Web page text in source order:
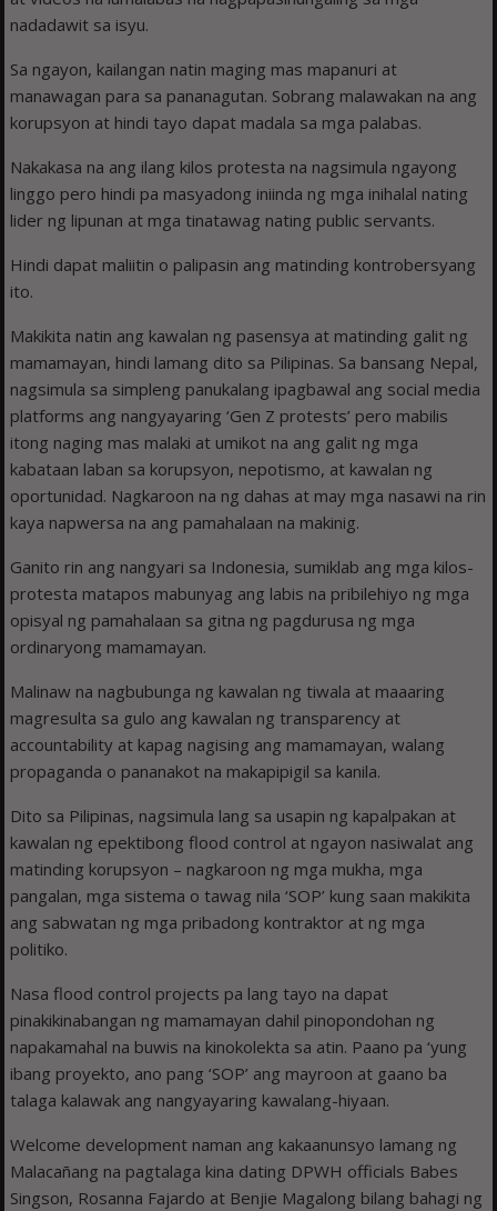
nadadawit sa isyu.
Sa ngayon, kailangan natin maging mas mapanuri at
manawagan para sa pananagutan. Sobrang malawakan na ang
korupsyon at hindi tayo dapat madala sa mga palabas.
Nakakasa na ang ilang kilos protesta na nagsimula ngayong
linggo pero hindi pa masyadong iniinda ng mga inihalal nating
lider ng lipunan at mga tinatawag nating public servants.
Hindi dapat maliitin o palipasin ang matinding kontrobersyang
ito.
Makikita natin ang kawalan ng pasensya at matinding galit ng
mamamayan, hindi lamang dito sa Pilipinas. Sa bansang Nepal,
nagsimula sa simpleng panukalang ipagbawal ang social media
platforms ang nangyayaring ‘Gen Z protests’ pero mabilis
itong naging mas malaki at umikot na ang galit ng mga
kabataan laban sa korupsyon, nepotismo, at kawalan ng
oportunidad. Nagkaroon na ng dahas at may mga nasawi na rin
kaya napwersa na ang pamahalaan na makinig.
Ganito rin ang nangyari sa Indonesia, sumiklab ang mga kilos-
protesta matapos mabunyag ang labis na pribilehiyo ng mga
opisyal ng pamahalaan sa gitna ng pagdurusa ng mga
ordinaryong mamamayan.
Malinaw na nagbubunga ng kawalan ng tiwala at maaaring
magresulta sa gulo ang kawalan ng transparency at
accountability at kapag nagising ang mamamayan, walang
propaganda o pananakot na makapipigil sa kanila.
Dito sa Pilipinas, nagsimula lang sa usapin ng kapalpakan at
kawalan ng epektibong flood control at ngayon nasiwalat ang
matinding korupsyon – nagkaroon ng mga mukha, mga
pangalan, mga sistema o tawag nila ‘SOP’ kung saan makikita
ang sabwatan ng mga pribadong kontraktor at ng mga
politiko.
Nasa flood control projects pa lang tayo na dapat
pinakikinabangan ng mamamayan dahil pinopondohan ng
napakamahal na buwis na kinokolekta sa atin. Paano pa ‘yung
ibang proyekto, ano pang ‘SOP’ ang mayroon at gaano ba
talaga kalawak ang nangyayaring kawalang-hiyaan.
Welcome development naman ang kakaanunsyo lamang ng
Malacañang na pagtalaga kina dating DPWH officials Babes
Singson, Rosanna Fajardo at Benjie Magalong bilang bahagi ng